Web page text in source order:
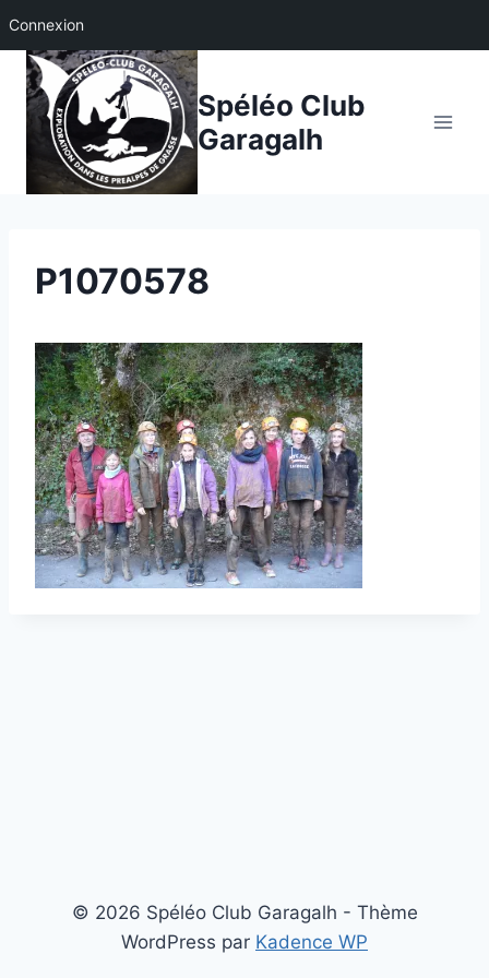
Connexion
Aller
contenu
Spéléo Club
Garagalh
P1070578
© 2026 Spéléo Club Garagalh - Thème
WordPress par Kadence WP